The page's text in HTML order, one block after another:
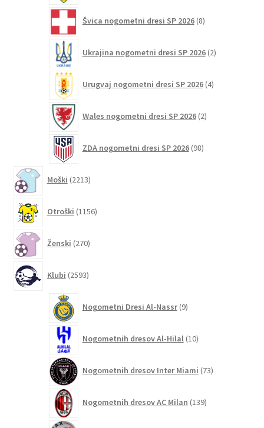
Švica nogometni dresi SP 2026 8izdelkov
Ukrajina nogometni dresi SP 2026 2izdelka
Urugvaj nogometni dresi SP 2026 4izdelki
Wales nogometni dresi SP 2026 2izdelka
ZDA nogometni dresi SP 2026 98izdelkov
Moški 2213izdelkov
Otroški 1156izdelkov
Ženski 270izdelkov
Klubi 2593izdelkov
Nogometni Dresi Al-Nassr 9izdelkov
Nogometnih dresov Al-Hilal 10izdelkov
Nogometnih dresov Inter Miami 73izdelkov
Nogometnih dresov AC Milan 139izdelkov